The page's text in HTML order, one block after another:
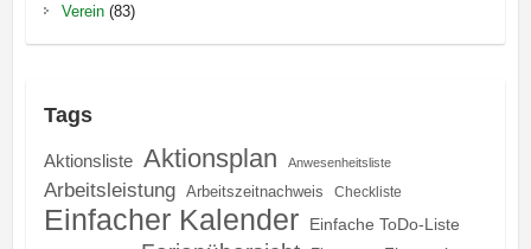
Verein(83)
Tags
Aktionsliste Aktionsplan Anwesenheitsliste
Arbeitsleistung Arbeitszeitnachweis Checkliste
Einfacher Kalender Einfache ToDo-Liste